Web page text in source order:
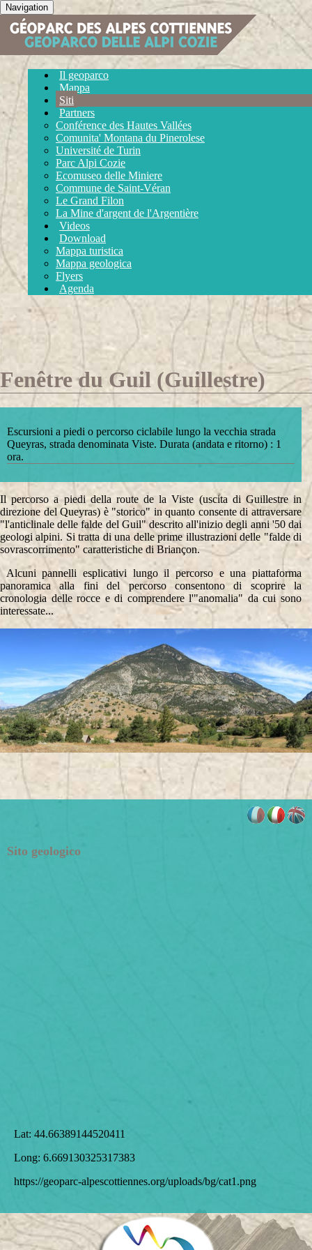
Navigation
Il geoparco
Mappa
Siti
Partners
Conférence des Hautes Vallées
Comunita' Montana du Pinerolese
Université de Turin
Parc Alpi Cozie
Ecomuseo delle Miniere
Commune de Saint-Véran
Le Grand Filon
La Mine d'argent de l'Argentière
Videos
Download
Mappa turistica
Mappa geologica
Flyers
Agenda
Fenêtre du Guil (Guillestre)
Escursioni a piedi o percorso ciclabile lungo la vecchia strada
Queyras, strada denominata Viste. Durata (andata e ritorno) : 1
ora.
Il percorso a piedi della route de la Viste (uscita di Guillestre in
direzione del Queyras) è "storico" in quanto consente di attraversare
"l'anticlinale delle falde del Guil" descrito all'inizio degli anni '50 dai
geologi alpini. Si tratta di una delle prime illustrazioni delle "falde di
sovrascorrimento" caratteristiche di Briançon.
Alcuni pannelli esplicativi lungo il percorso e una piattaforma
panoramica alla fini del percorso consentono di scoprire la
cronologia delle rocce e di comprendere l'"anomalia" da cui sono
interessate...
Sito geologico
Lat: 44.66389144520411
Long: 6.669130325317383
https://geoparc-alpescottiennes.org/uploads/bg/cat1.png